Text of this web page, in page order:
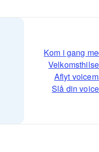
Kom i gang
Aflyt
Slå din